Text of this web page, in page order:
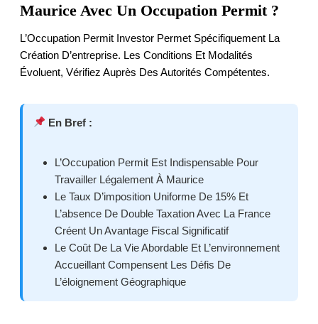
Maurice Avec Un Occupation Permit ?
L’Occupation Permit Investor Permet Spécifiquement La
Création D’entreprise. Les Conditions Et Modalités
Évoluent, Vérifiez Auprès Des Autorités Compétentes.
En Bref :
L’Occupation Permit Est Indispensable Pour
Travailler Légalement À Maurice
Le Taux D’imposition Uniforme De 15% Et
L’absence De Double Taxation Avec La France
Créent Un Avantage Fiscal Significatif
Le Coût De La Vie Abordable Et L’environnement
Accueillant Compensent Les Défis De
L’éloignement Géographique